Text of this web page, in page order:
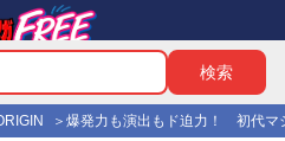
爆発力も演出もド迫力！ 初代マ